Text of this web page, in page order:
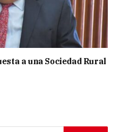
a una Sociedad Rural